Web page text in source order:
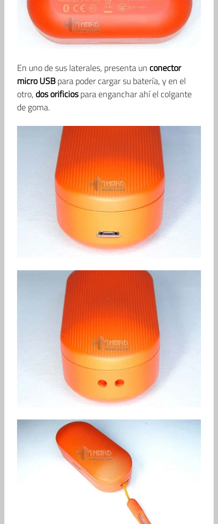
En uno de sus laterales, presenta un conector
micro USBpara poder cargar su batería, y en el
otro, dos orificiospara enganchar ahí el colgante
de goma.